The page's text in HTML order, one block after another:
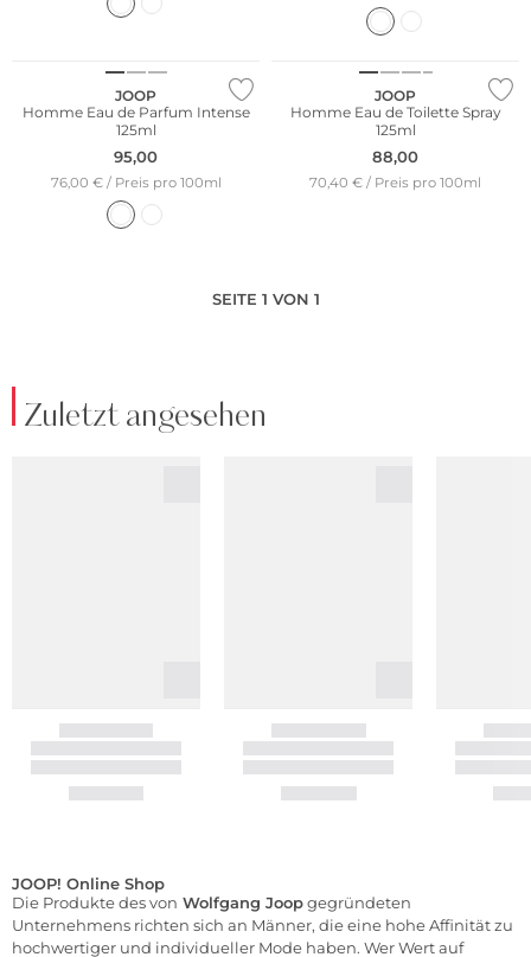
JOOP
Homme Eau de Parfum Intense
125ml
95,00
76,00 € / Preis pro 100ml
JOOP
Homme Eau de Toilette Spray
125ml
88,00
70,40 € / Preis pro 100ml
SEITE 1 VON 1
Zuletzt angesehen
JOOP! Online Shop
Die Produkte des von Wolfgang Joopgegründeten
Unternehmens richten sich an Männer, die eine hohe Affinität zu
hochwertiger und individueller Mode haben. Wer Wert auf